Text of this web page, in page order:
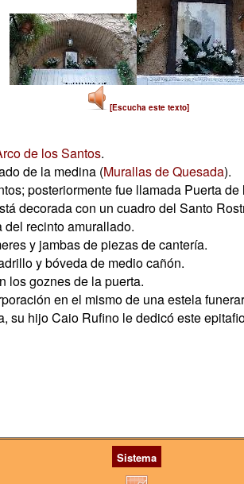
[Escucha este texto]
de los Santos.
de la medina (Murallas de Quesada).
posteriormente fue llamada Puerta de
decorada con un cuadro del Santo
recinto amurallado.
y jambas de piezas de cantería.
y bóveda de medio cañón.
los goznes de la puerta.
en el mismo de una estela
su hijo Caio Rufino le dedicó este
Sistema